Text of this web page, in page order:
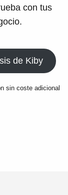
con tus
de Kiby
sin coste adicional